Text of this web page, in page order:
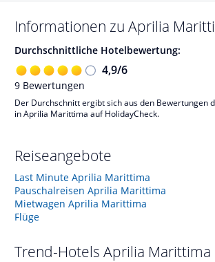
Informationen zu Aprilia
Durchschnittliche Hotelbewertung:
4,9/6
9 Bewertungen
Der Durchschnitt ergibt sich aus den Bewertungen
in Aprilia Marittima auf HolidayCheck.
Reiseangebote
Last Minute Aprilia Marittima
Pauschalreisen Aprilia Marittima
Mietwagen Aprilia Marittima
Flüge
Trend-Hotels Aprilia Marittima